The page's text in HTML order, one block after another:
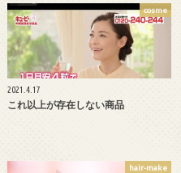
cosme
2021.4.17
これ以上が存在しない商品
hair-make